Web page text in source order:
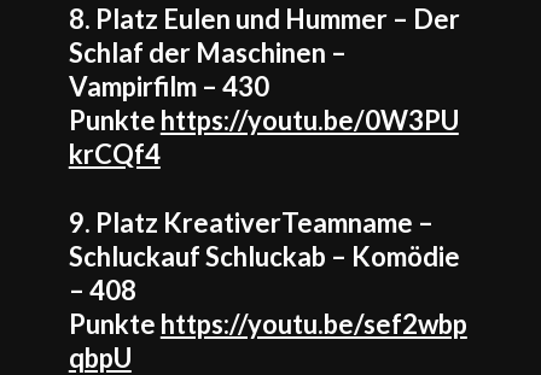
8. Platz Eulen und Hummer – Der
Schlaf der Maschinen –
Vampirfilm – 430
Punkte https://youtu.be/0W3PU
krCQf4
9. Platz KreativerTeamname –
Schluckauf Schluckab – Komödie
– 408
Punkte https://youtu.be/sef2wbp
qbpU